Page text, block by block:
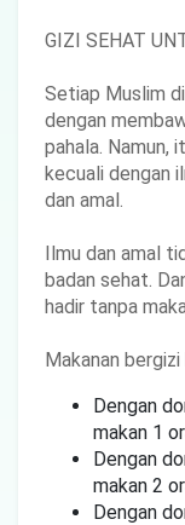
GIZI SEHAT
Setiap Muslim
dengan
pahala. Namun,
kecuali dengan
dan amal.
Ilmu dan amal
badan sehat.
hadir tanpa
Makanan
Dengan
makan 1
Dengan
makan 2
Dengan